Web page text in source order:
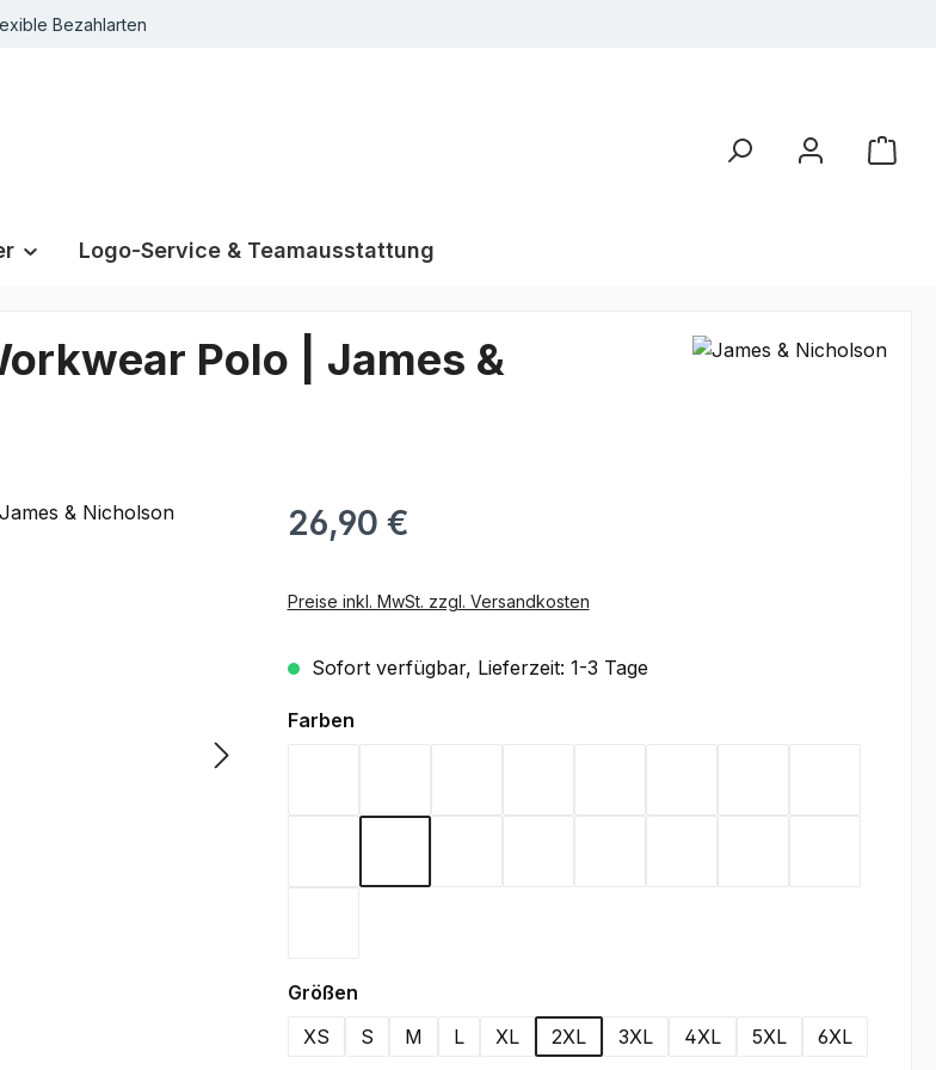
Bezahlarten
Logo-Service & Teamausstattung
Polo | James &
26,90 €
Preise inkl. MwSt. zzgl. Versandkosten
Sofort verfügbar, Lieferzeit: 1-3 Tage
Farbenauswählen
Größenauswählen
XS
S M L XL 2XL 3XL 4XL 5XL 6XL